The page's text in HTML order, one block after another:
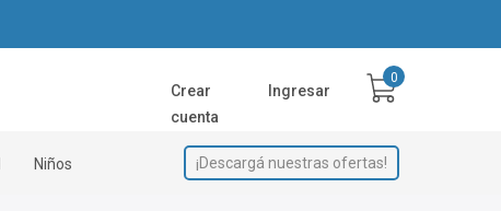
Crear
cuenta
Ingresar
Niños ¡Descargá nuestras ofertas!